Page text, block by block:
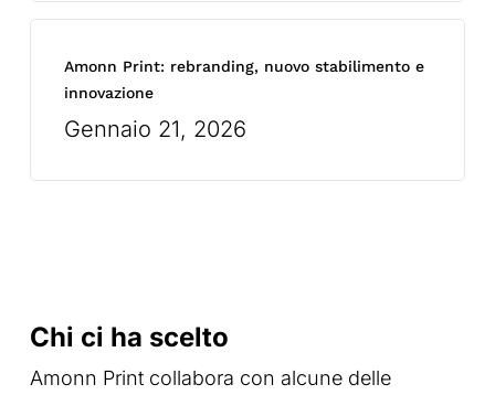
Amonn Print: rebranding, nuovo stabilimento e
innovazione
Gennaio 21, 2026
Chi ci ha scelto
Amonn Print collabora con alcune delle